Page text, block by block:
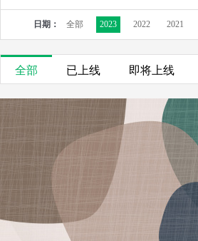
日期： 全部 2023 2022 2021
全部 已上线 即将上线